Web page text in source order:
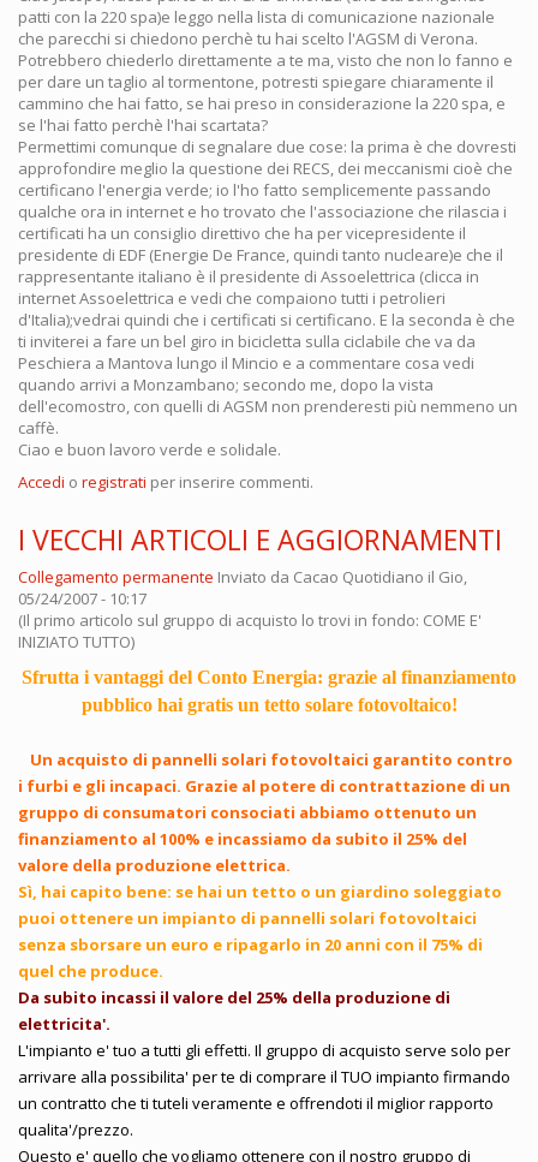
patti con la 220 spa)e leggo nella lista di comunicazione nazionale
che parecchi si chiedono perchè tu hai scelto l'AGSM di Verona.
Potrebbero chiederlo direttamente a te ma, visto che non lo fanno e
per dare un taglio al tormentone, potresti spiegare chiaramente il
cammino che hai fatto, se hai preso in considerazione la 220 spa, e
se l'hai fatto perchè l'hai scartata?
Permettimi comunque di segnalare due cose: la prima è che dovresti
approfondire meglio la questione dei RECS, dei meccanismi cioè che
certificano l'energia verde; io l'ho fatto semplicemente passando
qualche ora in internet e ho trovato che l'associazione che rilascia i
certificati ha un consiglio direttivo che ha per vicepresidente il
presidente di EDF (Energie De France, quindi tanto nucleare)e che il
rappresentante italiano è il presidente di Assoelettrica (clicca in
internet Assoelettrica e vedi che compaiono tutti i petrolieri
d'Italia);vedrai quindi che i certificati si certificano. E la seconda è che
ti inviterei a fare un bel giro in bicicletta sulla ciclabile che va da
Peschiera a Mantova lungo il Mincio e a commentare cosa vedi
quando arrivi a Monzambano; secondo me, dopo la vista
dell'ecomostro, con quelli di AGSM non prenderesti più nemmeno un
caffè.
Ciao e buon lavoro verde e solidale.
Accedi o registrati per inserire commenti.
I VECCHI ARTICOLI E AGGIORNAMENTI
Collegamento permanente Inviato da Cacao Quotidiano il Gio,
05/24/2007 - 10:17
(Il primo articolo sul gruppo di acquisto lo trovi in fondo: COME E'
INIZIATO TUTTO)
Sfrutta i vantaggi del Conto Energia: grazie al finanziamento
pubblico hai gratis un tetto solare fotovoltaico!
Un acquisto di pannelli solari fotovoltaici garantito contro
i furbi e gli incapaci. Grazie al potere di contrattazione di un
gruppo di consumatori consociati abbiamo ottenuto un
finanziamento al 100% e incassiamo da subito il 25% del
valore della produzione elettrica.
Sì, hai capito bene: se hai un tetto o un giardino soleggiato
puoi ottenere un impianto di pannelli solari fotovoltaici
senza sborsare un euro e ripagarlo in 20 anni con il 75% di
quel che produce.
Da subito incassi il valore del 25% della produzione di
elettricita'.
L'impianto e' tuo a tutti gli effetti. Il gruppo di acquisto serve solo per
arrivare alla possibilita' per te di comprare il TUO impianto firmando
un contratto che ti tuteli veramente e offrendoti il miglior rapporto
qualita'/prezzo.
Questo e' quello che vogliamo ottenere con il nostro gruppo di